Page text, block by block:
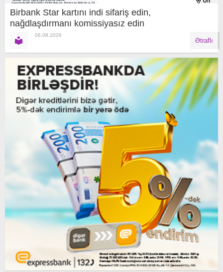
Birbank Star kartını indi sifariş edin,
nağdlaşdırmanı komissiyasız edin
06.08.2026
Ətraflı